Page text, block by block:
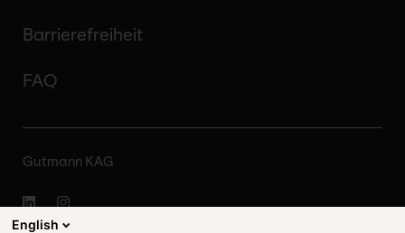
Barrierefreiheit
FAQ
Gutmann KAG
English